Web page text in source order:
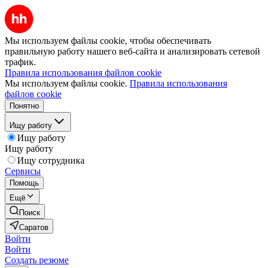
Мы используем файлы cookie, чтобы обеспечивать
правильную работу нашего веб-сайта и анализировать сетевой
трафик.
Правила использования файлов cookie
Мы используем файлы cookie. Правила использования
файлов cookie
Понятно
Ищу работу
Ищу работу
Ищу работу
Ищу сотрудника
Сервисы
Помощь
Ещё
Поиск
Саратов
Войти
Войти
Создать резюме